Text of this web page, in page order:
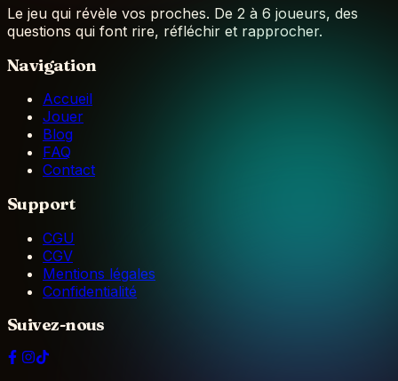
Le jeu qui révèle vos proches. De 2 à 6 joueurs, des
questions qui font rire, réfléchir et rapprocher.
Navigation
Accueil
Jouer
Blog
FAQ
Contact
Support
CGU
CGV
Mentions légales
Confidentialité
Suivez-nous